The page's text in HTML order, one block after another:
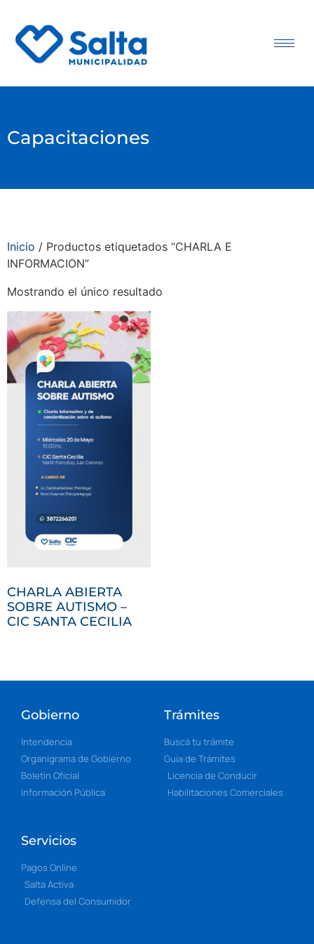
Capacitaciones
Inicio / Productos etiquetados “CHARLA E
INFORMACION”
Mostrando el único resultado
CHARLA ABIERTA
SOBRE AUTISMO –
CIC SANTA CECILIA
Gobierno
Intendencia
Organigrama de Gobierno
Boletín Oficial
Información Pública
Trámites
Buscá tu trámite
Guía de Trámites
Licencia de Conducir
Habilitaciones Comerciales
Servicios
Pagos Online
Salta Activa
Defensa del Consumidor